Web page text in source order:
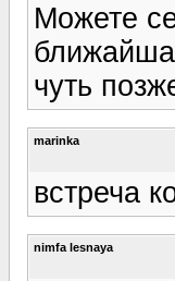
Можете
чуть
marinka
встреча
nimfa lesnaya